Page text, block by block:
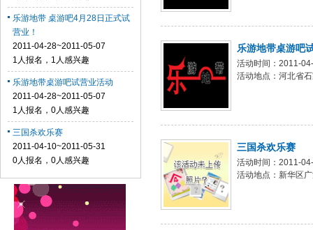
乐游地带 桌游吧4月28日正式试
营业！
2011-04-28~2011-05-07
1人报名，1人感兴趣
乐游地带桌游吧试营业活动
2011-04-28~2011-05-07
1人报名，0人感兴趣
三国杀欢乐赛
2011-04-10~2011-05-31
0人报名，0人感兴趣
乐游地带桌游吧
活动时间：2011-
活动地点：河北省
三国杀欢乐赛
活动时间：2011-
活动地点：新华区